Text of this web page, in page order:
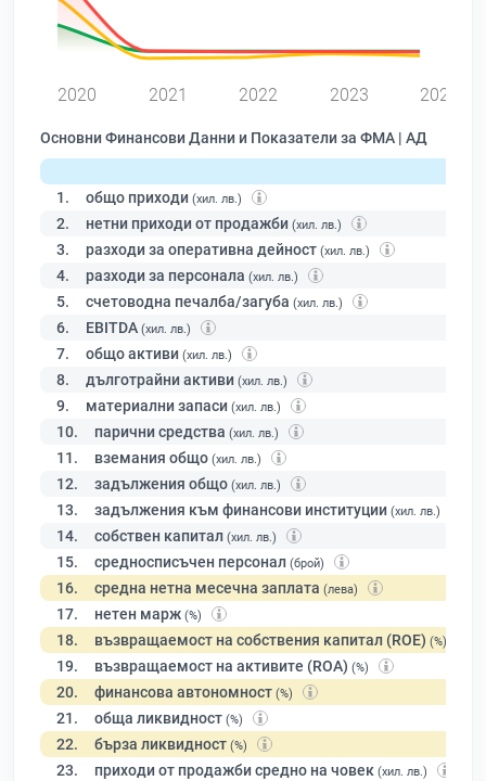
2020 2021 2022 2023 2024
Основни Финансови Данни и Показатели за ФМА | АД
1. общо приходи (хил. лв.)
2. нетни приходи от продажби (хил. лв.)
3. разходи за оперативна дейност (хил. лв.)
4. разходи за персонала (хил. лв.)
5. счетоводна печалба/загуба (хил. лв.)
6. EBITDA (хил. лв.)
7. общо активи (хил. лв.)
8. дълготрайни активи (хил. лв.)
9. материални запаси (хил. лв.)
10. парични средства (хил. лв.)
11. вземания общо (хил. лв.)
12. задължения общо (хил. лв.)
13. задължения към финансови институции (хил. лв.)
14. собствен капитал (хил. лв.)
15. средносписъчен персонал (брой)
16. средна нетна месечна заплата (лева)
17. нетен марж (%)
18. възвращаемост на собствения капитал (ROE) (%)
19. възвращаемост на активите (ROA) (%)
20. финансова автономност (%)
21. обща ликвидност (%)
22. бърза ликвидност (%)
23. приходи от продажби средно на човек (хил. лв.)